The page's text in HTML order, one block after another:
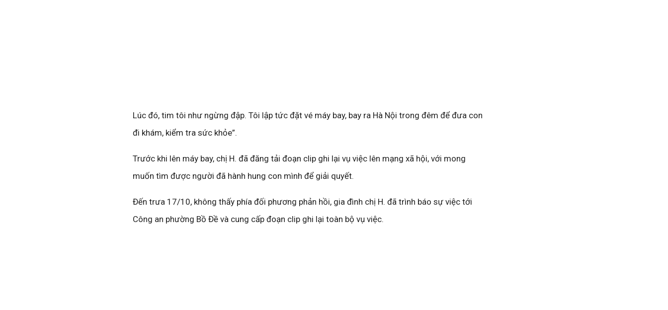
Lúc đó, tim tôi như ngừng đập. Tôi lập tức đặt vé máy bay, bay ra Hà Nội trong đêm để đưa con
đi khám, kiểm tra sức khỏe”.
Trước khi lên máy bay, chị H. đã đăng tải đoạn clip ghi lại vụ việc lên mạng xã hội, với mong
muốn tìm được người đã hành hung con mình để giải quyết.
Đến trưa 17/10, không thấy phía đối phương phản hồi, gia đình chị H. đã trình báo sự việc tới
Công an phường Bồ Đề và cung cấp đoạn clip ghi lại toàn bộ vụ việc.